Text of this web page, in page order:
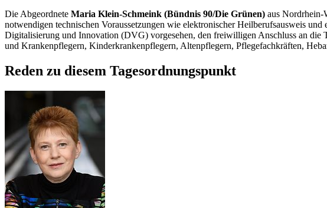
Die Abgeordnete Maria Klein-Schmeink (Bündnis 90/Die Grünen) aus Nordrhein-
notwendigen technischen Voraussetzungen wie elektronischer Heilberufsausweis
Digitalisierung und Innovation (DVG) vorgesehen, den freiwilligen Anschluss an die
und Krankenpflegern, Kinderkrankenpflegern, Altenpflegern, Pflegefachkräften,
Reden zu diesem Tagesordnungspunkt